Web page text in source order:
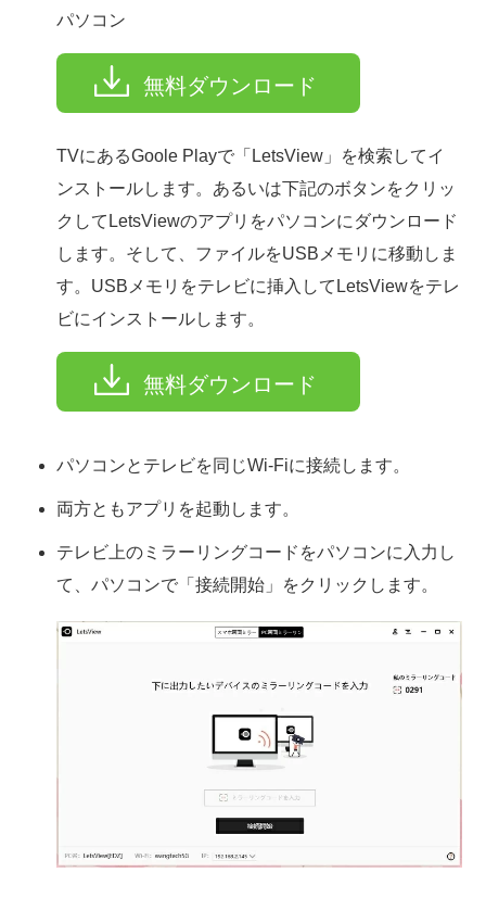
パソコン
無料ダウンロード
TVにあるGoole Playで「LetsView」を検索してイ
ンストールします。あるいは下記のボタンをクリッ
クしてLetsViewのアプリをパソコンにダウンロード
します。そして、ファイルをUSBメモリに移動しま
す。USBメモリをテレビに挿入してLetsViewをテレ
ビにインストールします。
無料ダウンロード
パソコンとテレビを同じWi-Fiに接続します。
両方ともアプリを起動します。
テレビ上のミラーリングコードをパソコンに入力し
て、パソコンで「接続開始」をクリックします。